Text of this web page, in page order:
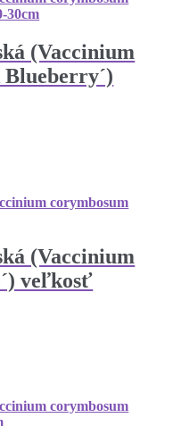
(Vaccinium
(Vaccinium
veľkosť